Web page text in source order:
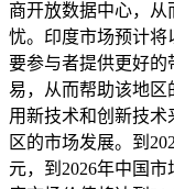
商开放数据中心，从
忧。印度市场预计将
要参与者提供更好的
易，从而帮助该地区
用新技术和创新技
区的市场发展。到
元，到2026年中国